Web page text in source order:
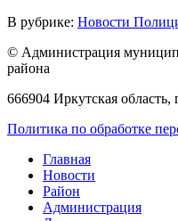
В рубрике: Новости
© Администрация
района
666904 Иркутская
Политика по обработке
Главная
Новости
Район
Администрация